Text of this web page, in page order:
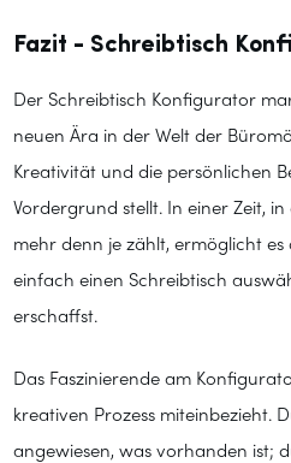
Fazit - Schreibtisch
Der Schreibtisch Konfigurator
neuen Ära in der Welt der
Kreativität und die persönlichen
Vordergrund stellt. In einer Zeit,
mehr denn je zählt, ermöglicht es
einfach einen Schreibtisch
erschaffst.
Das Faszinierende am
kreativen Prozess miteinbezieht.
angewiesen, was vorhanden ist;